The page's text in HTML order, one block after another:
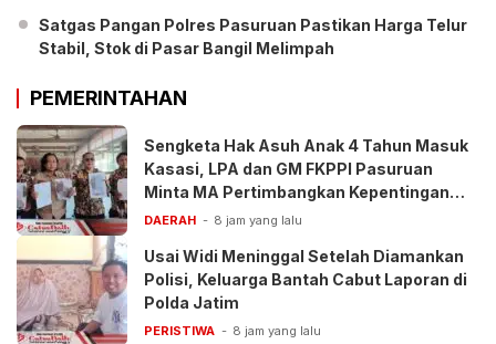
Satgas Pangan Polres Pasuruan Pastikan Harga Telur
Stabil, Stok di Pasar Bangil Melimpah
PEMERINTAHAN
Sengketa Hak Asuh Anak 4 Tahun Masuk
Kasasi, LPA dan GM FKPPI Pasuruan
Minta MA Pertimbangkan Kepentingan
Anak
DAERAH 8 jam yang lalu
Usai Widi Meninggal Setelah Diamankan
Polisi, Keluarga Bantah Cabut Laporan di
Polda Jatim
PERISTIWA 8 jam yang lalu